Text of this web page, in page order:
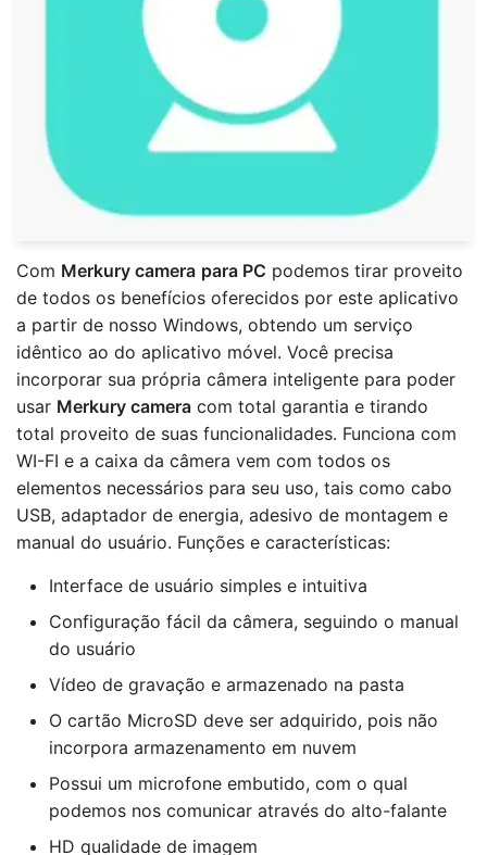
Com Merkury camera para PC podemos tirar proveito
de todos os benefícios oferecidos por este aplicativo
a partir de nosso Windows, obtendo um serviço
idêntico ao do aplicativo móvel. Você precisa
incorporar sua própria câmera inteligente para poder
usar Merkury camera com total garantia e tirando
total proveito de suas funcionalidades. Funciona com
WI-FI e a caixa da câmera vem com todos os
elementos necessários para seu uso, tais como cabo
USB, adaptador de energia, adesivo de montagem e
manual do usuário. Funções e características:
Interface de usuário simples e intuitiva
Configuração fácil da câmera, seguindo o manual
do usuário
Vídeo de gravação e armazenado na pasta
O cartão MicroSD deve ser adquirido, pois não
incorpora armazenamento em nuvem
Possui um microfone embutido, com o qual
podemos nos comunicar através do alto-falante
HD qualidade de imagem